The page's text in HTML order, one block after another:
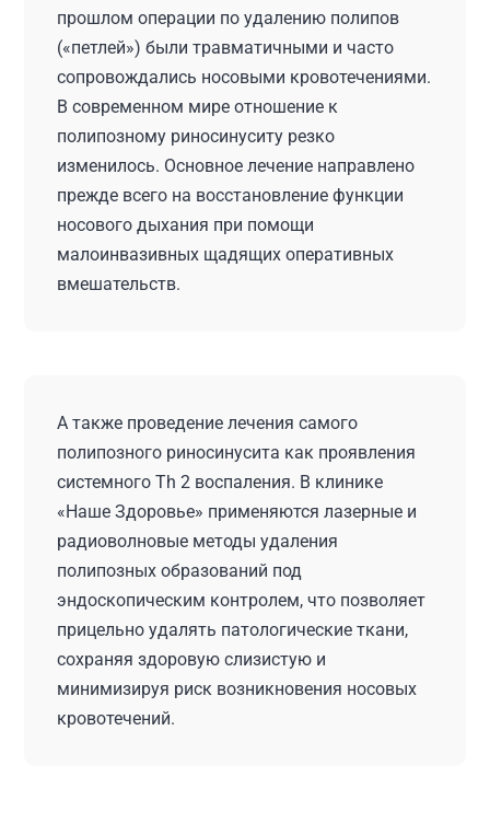
прошлом операции по удалению полипов
(«петлей») были травматичными и часто
сопровождались носовыми кровотечениями.
В современном мире отношение к
полипозному риносинуситу резко
изменилось. Основное лечение направлено
прежде всего на восстановление функции
носового дыхания при помощи
малоинвазивных щадящих оперативных
вмешательств.
А также проведение лечения самого
полипозного риносинусита как проявления
системного Th 2 воспаления. В клинике
«Наше Здоровье» применяются лазерные и
радиоволновые методы удаления
полипозных образований под
эндоскопическим контролем, что позволяет
прицельно удалять патологические ткани,
сохраняя здоровую слизистую и
минимизируя риск возникновения носовых
кровотечений.